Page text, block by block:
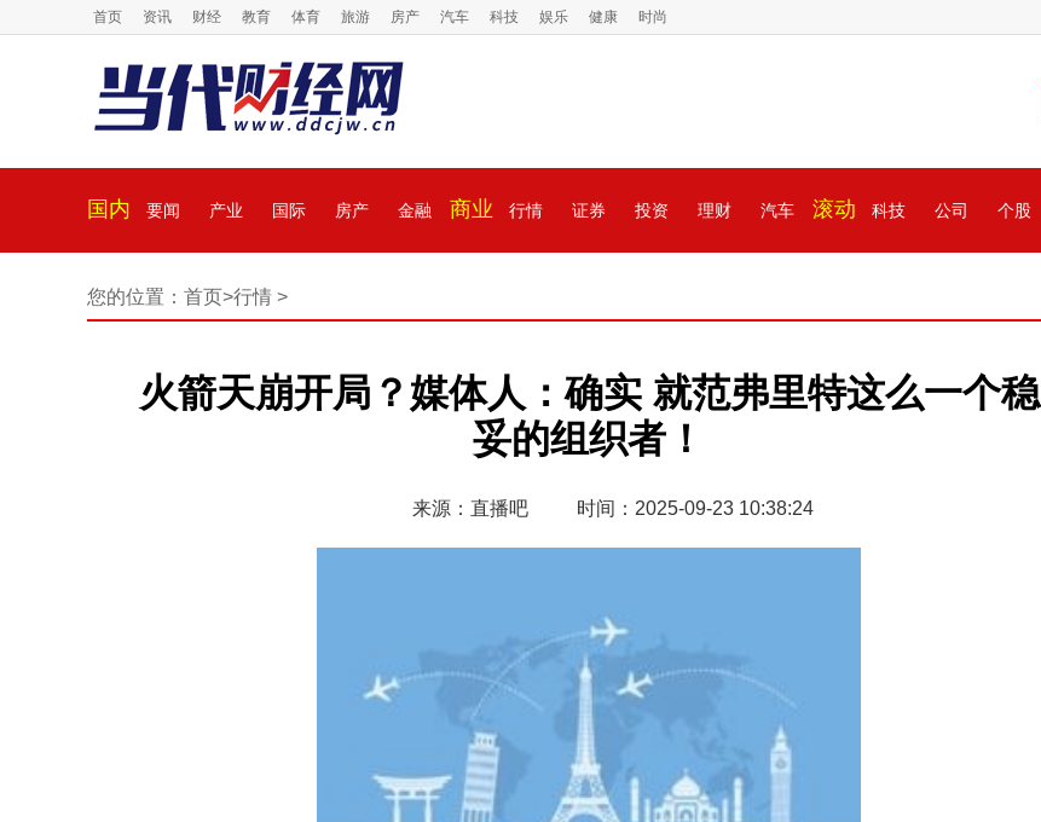
首页 资讯 财经 教育 体育 旅游 房产 汽车 科技 娱乐 健康 时尚
国内 要闻 产业 国际 房产 金融 商业 行情 证券 投资 理财 汽车 滚动 科技 公司 个股
您的位置： 首页>行情 >
火箭天崩开局？媒体人：确实 就范弗里特这么一个稳
妥的组织者！
来源：直播吧 时间：2025-09-23 10:38:24